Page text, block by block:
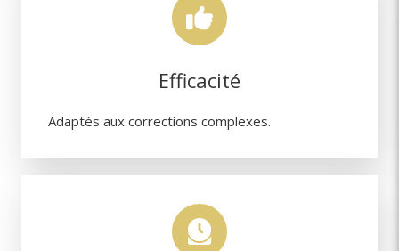
Efficacité
Adaptés aux corrections complexes.